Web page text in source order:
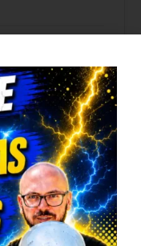
coche con